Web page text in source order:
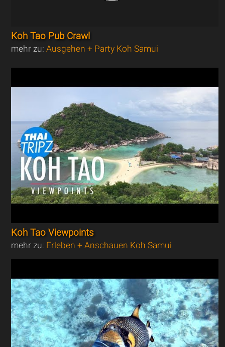
Koh Tao Pub Crawl
mehr zu:Ausgehen + Party Koh Samui
Koh Tao Viewpoints
mehr zu: Erleben + Anschauen Koh Samui